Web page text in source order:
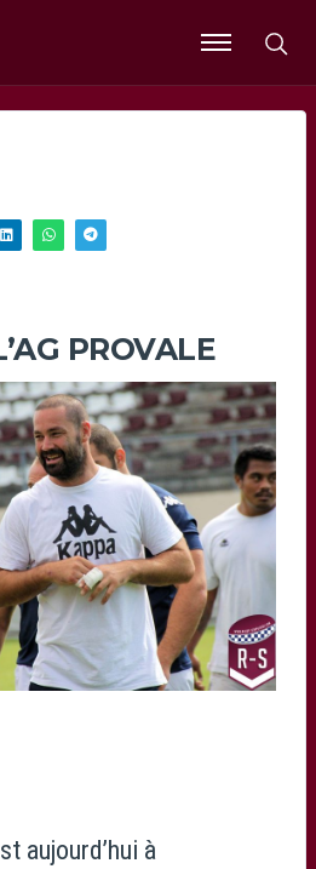
Ouvrir
le
PROVALE
aujourd’hui à